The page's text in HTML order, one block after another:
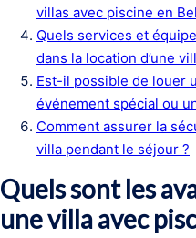
villas avec piscine en
Quels services et
dans la location d’une
Est-il possible de louer
événement spécial ou
Comment assurer la
villa pendant le séjour ?
Quels sont les
une villa avec